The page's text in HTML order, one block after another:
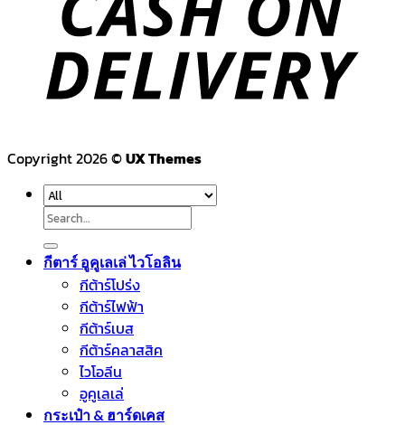
Copyright 2026 ©UX Themes
Search
for:
กีตาร์ อูคูเลเล่ ไวโอลิน
กีต้าร์โปร่ง
กีต้าร์ไฟฟ้า
กีต้าร์เบส
กีต้าร์คลาสสิค
ไวโอลีน
อูคูเลเล่
กระเป๋า & ฮาร์ดเคส